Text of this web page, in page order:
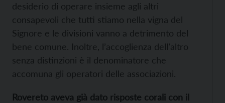
desiderio di operare insieme agli altri
consapevoli che tutti stiamo nella vigna del
Signore e le divisioni vanno a detrimento del
bene comune. Inoltre, l’accoglienza dell’altro
senza distinzioni è il denominatore che
accomuna gli operatori delle associazioni.
Rovereto aveva già dato risposte corali con il